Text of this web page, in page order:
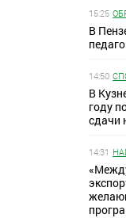
15:25
В
14:50
В
году
сдачи
14:31